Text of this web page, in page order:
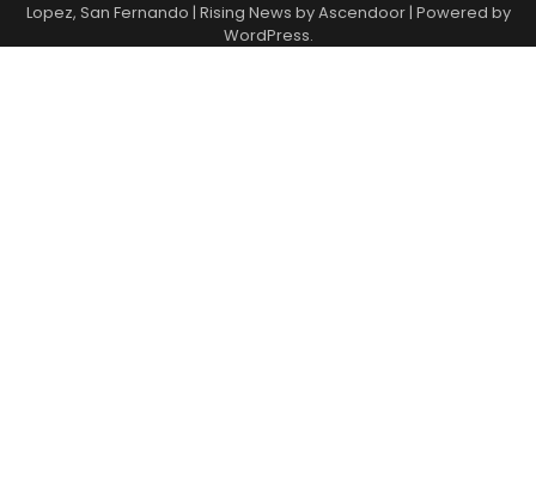
Lopez, San Fernando | Rising News byAscendoor| Powered by
WordPress.